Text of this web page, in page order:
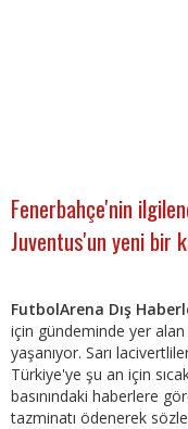
Fenerbahçe'nin
Juventus'un yeni bir
FutbolArena Dış
için gündeminde yer alan
yaşanıyor. Sarı
Türkiye'ye şu an için
basınındaki haberlere
tazminatı ödenerek